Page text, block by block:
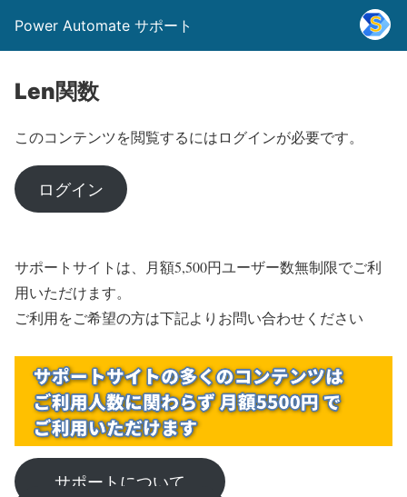
Power Automate サポート
Len関数
このコンテンツを閲覧するにはログインが必要です。
ログイン
サポートサイトは、月額5,500円ユーザー数無制限でご利
用いただけます。
ご利用をご希望の方は下記よりお問い合わせください
サポートについて